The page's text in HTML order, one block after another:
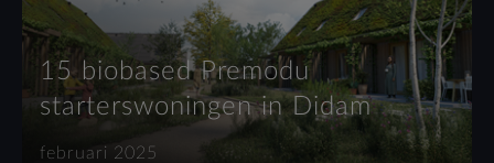
15 biobased Premodu
starterswoningen in Didam
februari 2025